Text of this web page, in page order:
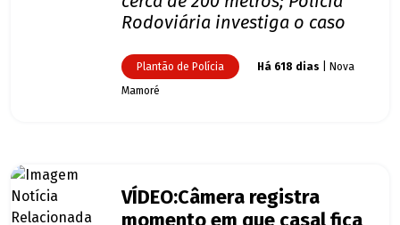
Rodoviária investiga o caso
Plantão de Polícia Há 618 dias | Nova
Mamoré
VÍDEO:Câmera registra